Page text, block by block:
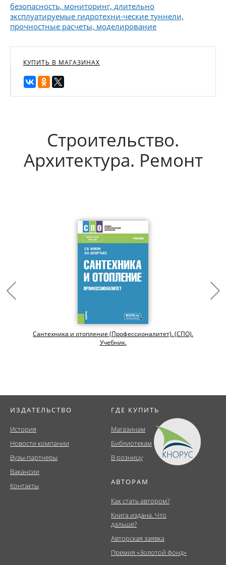
безопасность, мониторинг, длительно
эксплуатируемые гидротехни-ческие туннели,
прочностные расчеты, моделирование
КУПИТЬ В МАГАЗИНАХ
Строительство.
Архитектура. Ремонт
Сантехника и отопление (Профессионалитет). (СПО).
Учебник.
ИЗДАТЕЛЬСТВО
История
Новости компании
Вузы-партнеры
Вакансии
Контакты
ГДЕ КУПИТЬ
Магазинам
Библиотекам
В розницу
АВТОРАМ
Как стать автором?
Книга издана. Что
дальше?
Авторская заявка
Премия «Золотой фонд»